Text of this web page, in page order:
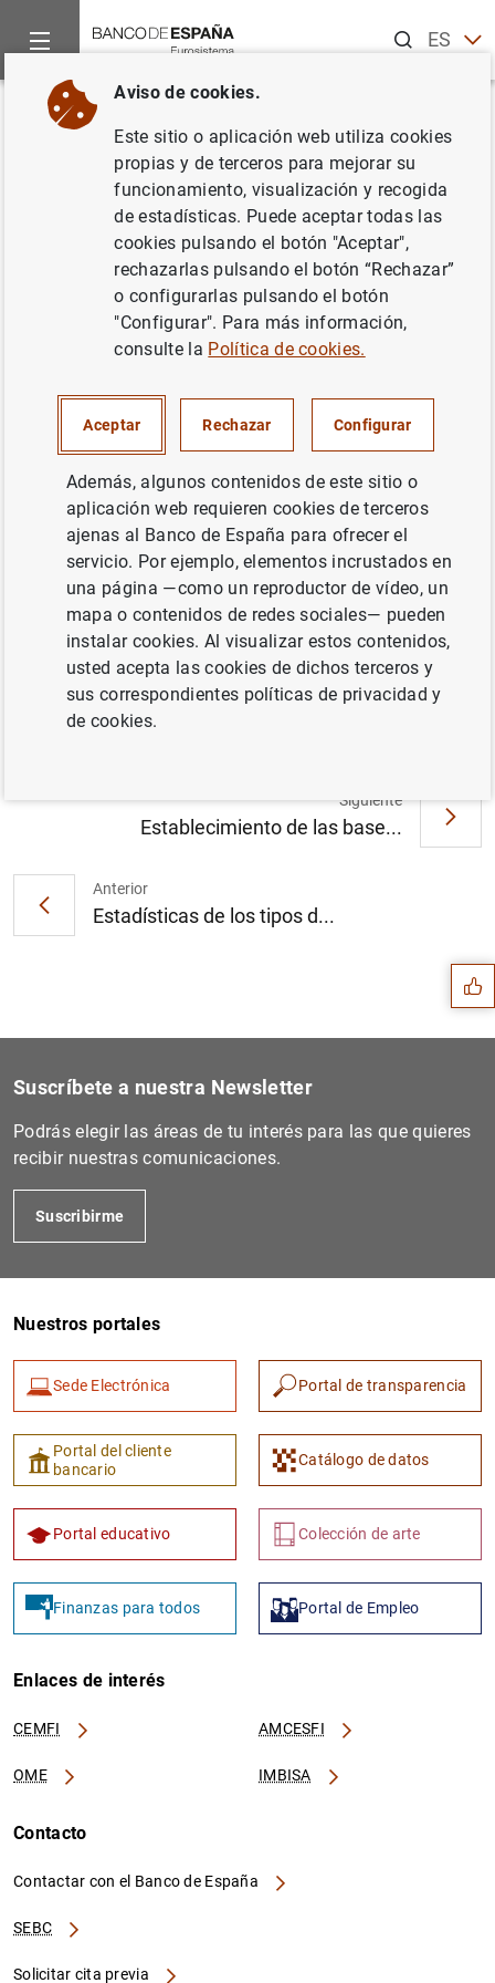
ESEN
Inicio Noticias y eventos
Volver
Informe sobre los resultados de
la encuesta sobre el acceso a la
financiación de las empresas de
la zona del euro – abril-
septiembre 2016
ESPAÑA
SITUACIÓN ECONÓMICA
Informe sobre los resultados de la encuesta
sobre el acceso a la financiación de las
empresas de la zona del euro – abril-
septiembre 2016 (32KB
Anterior
Estadísticas de los tipos d...
Siguiente
Establecimiento de las base...
Sugerencias
Suscríbete a nuestra Newsletter
Podrás elegir las áreas de tu interés para las que quieres
recibir nuestras comunicaciones.
Suscribirme
Nuestros portales
Sede Electrónica Portal de transparencia
Portal del cliente
bancario
Catálogo de datos
Portal educativo Colección de arte
Finanzas para todos Portal de Empleo
Enlaces de interés
CEMFI AMCESFI
OME IMBISA
Contacto
Contactar con el Banco de España
SEBC
Solicitar cita previa
Aviso de cookies.
Este sitio o aplicación web utiliza cookies
propias y de terceros para mejorar su
funcionamiento, visualización y recogida
de estadísticas. Puede aceptar todas las
cookies pulsando el botón "Aceptar",
rechazarlas pulsando el botón “Rechazar”
o configurarlas pulsando el botón
"Configurar". Para más información,
consulte la Política de cookies.
Aceptar Rechazar Configurar
Además, algunos contenidos de este sitio o
aplicación web requieren cookies de terceros
ajenas al Banco de España para ofrecer el
servicio. Por ejemplo, elementos incrustados en
una página —como un reproductor de vídeo, un
mapa o contenidos de redes sociales— pueden
instalar cookies. Al visualizar estos contenidos,
usted acepta las cookies de dichos terceros y
sus correspondientes políticas de privacidad y
de cookies.